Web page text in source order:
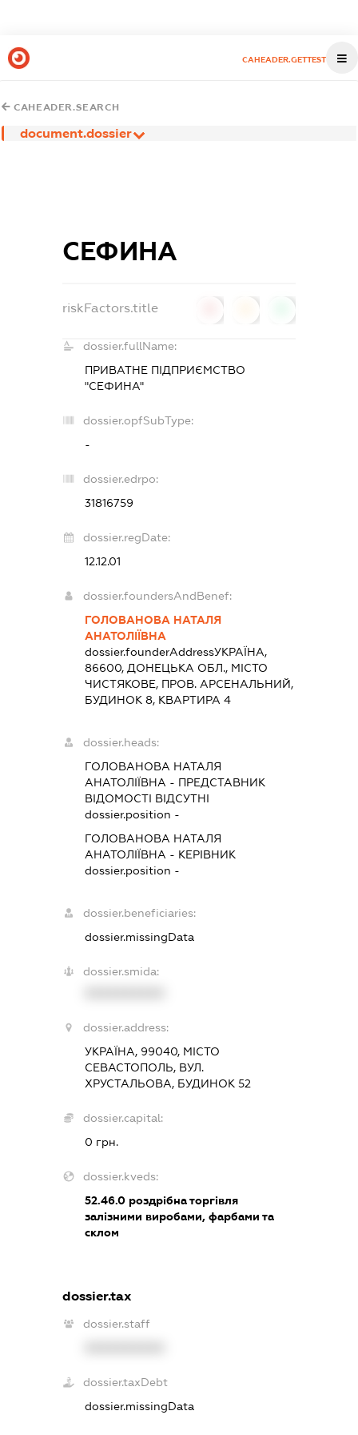
CAHEADER.GETTEST
CAHEADER.SEARCH
document.dossier
СЕФИНА
riskFactors.title
dossier.fullName:
ПРИВАТНЕ ПІДПРИЄМСТВО
"СЕФИНА"
dossier.opfSubType:
-
dossier.edrpo:
31816759
dossier.regDate:
12.12.01
dossier.foundersAndBenef:
ГОЛОВАНОВА НАТАЛЯ
АНАТОЛІЇВНА
dossier.founderAddressУКРАЇНА,
86600, ДОНЕЦЬКА ОБЛ., МІСТО
ЧИСТЯКОВЕ, ПРОВ. АРСЕНАЛЬНИЙ,
БУДИНОК 8, КВАРТИРА 4
dossier.heads:
ГОЛОВАНОВА НАТАЛЯ
АНАТОЛІЇВНА - ПРЕДСТАВНИК
ВІДОМОСТІ ВІДСУТНІ
dossier.position -
ГОЛОВАНОВА НАТАЛЯ
АНАТОЛІЇВНА - КЕРІВНИК
dossier.position -
dossier.beneficiaries:
dossier.missingData
dossier.smida:
dossier.address:
УКРАЇНА, 99040, МІСТО
СЕВАСТОПОЛЬ, ВУЛ.
ХРУСТАЛЬОВА, БУДИНОК 52
dossier.capital:
0 грн.
dossier.kveds:
52.46.0 роздрібна торгівля
залізними виробами, фарбами та
склом
dossier.tax
dossier.staff
dossier.taxDebt
dossier.missingData